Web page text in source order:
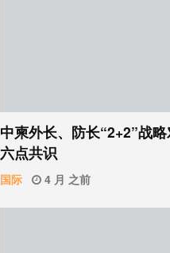
中柬外长、防长“2+2”战
六点共识
国际 4 月 之前